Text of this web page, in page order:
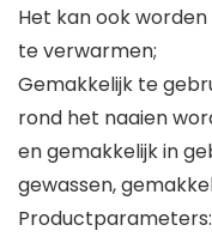
Het kan ook
te verwarmen;
Gemakkelijk te
rond het naaien
en gemakkelijk in
gewassen,